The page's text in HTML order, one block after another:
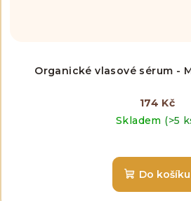
Organické vlasové sérum -
174 Kč
Skladem (>5
Do košíku